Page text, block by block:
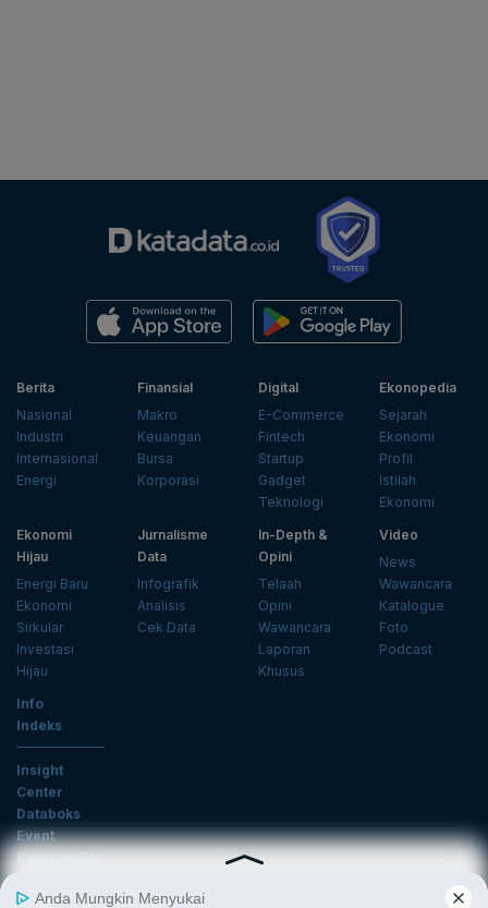
Berita
Nasional
Industri
Internasional
Energi
Finansial
Makro
Keuangan
Bursa
Korporasi
Digital
E-Commerce
Fintech
Startup
Gadget
Teknologi
Ekonopedia
Sejarah
Ekonomi
Profil
Istilah
Ekonomi
Ekonomi
Hijau
Energi Baru
Ekonomi
Sirkular
Investasi
Hijau
Jurnalisme
Data
Infografik
Analisis
Cek Data
In-Depth &
Opini
Telaah
Opini
Wawancara
Laporan
Khusus
Video
News
Wawancara
Katalogue
Foto
Podcast
Info
Indeks
Insight
Center
Databoks
Event
KatadataOto